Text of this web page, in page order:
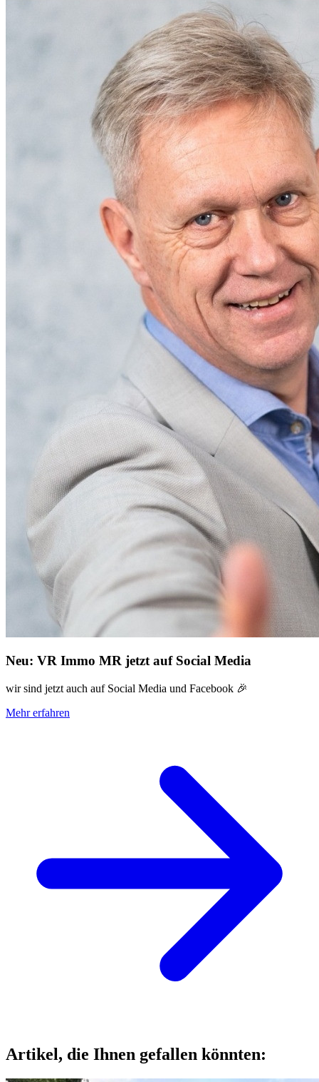
Neu: VR Immo MR jetzt auf Social Media
wir sind jetzt auch auf Social Media und Facebook 🎉
Mehr erfahren
Artikel, die Ihnen gefallen könnten: